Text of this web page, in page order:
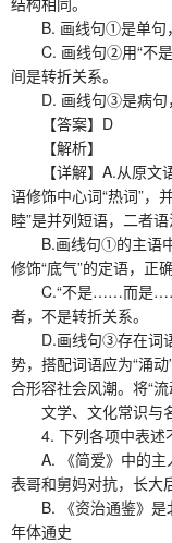
B. 画线句①是单句，
C. 画线句②用“不是
间是转折关系。
D. 画线句③是病句，
【答案】D
【解析】
【详解】A.从原文语
语修饰中心词“热词”，
睦”是并列短语，二者语
B.画线句①的主语中
修饰“底气”的定语，正
C.“不是……而是……”
者，不是转折关系。
D.画线句③存在词语
势，搭配词语应为“涌
合形容社会风潮。将“流
文学、文化常识与名
4. 下列各项中表述
A. 《简爱》中的主
表哥和舅妈对抗，长大
B. 《资治通鉴》是
年体通史